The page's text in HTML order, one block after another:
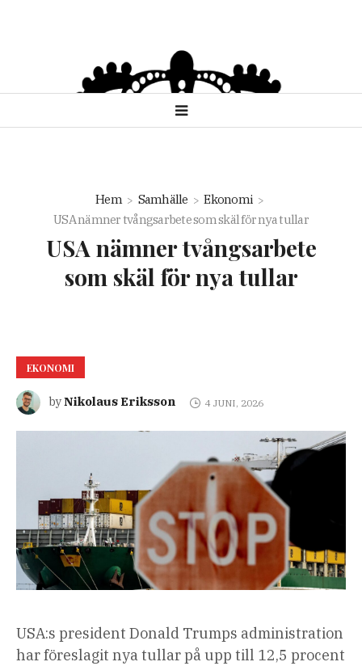
Hem Samhälle
Ekonomi
USA nämner tvångsarbete som skäl för nya tullar
USA nämner tvångsarbete
som skäl för nya tullar
EKONOMI
byNikolaus Eriksson 4 JUNI, 2026
USA:s president Donald Trumps administration
har föreslagit nya tullar på upp till 12,5 procent